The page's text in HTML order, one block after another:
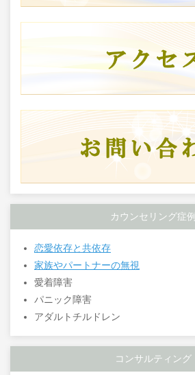
カウンセリング症例
恋愛依存と共依存
家族やパートナーの無視
愛着障害
パニック障害
アダルトチルドレン
コンサルティング